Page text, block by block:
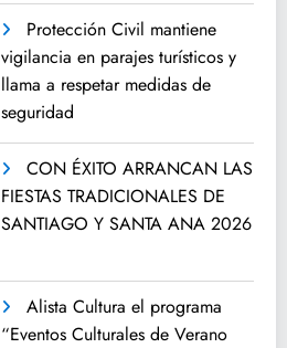
Protección Civil mantiene
vigilancia en parajes turísticos y
llama a respetar medidas de
seguridad
CON ÉXITO ARRANCAN LAS
FIESTAS TRADICIONALES DE
SANTIAGO Y SANTA ANA 2026
Alista Cultura el programa
“Eventos Culturales de Verano